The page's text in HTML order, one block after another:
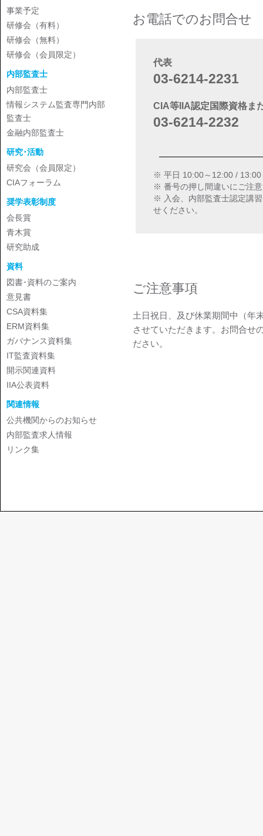
事業予定
研修会（有料）
研修会（無料）
研修会（会員限定）
内部監査士
内部監査士
情報システム監査専門内部
監査士
金融内部監査士
研究･活動
研究会（会員限定）
CIAフォーラム
奨学表彰制度
会長賞
青木賞
研究助成
資料
図書･資料のご案内
意見書
CSA資料集
ERM資料集
ガバナンス資料集
IT監査資料集
開示関連資料
IIA公表資料
関連情報
公共機関からのお知らせ
内部監査求人情報
リンク集
お電話でのお問合せ
代表
03-6214-2231
CIA等IIA認定国際資格ま
03-6214-2232
※ 平日 10:00～12:00 / 13:00
※ 番号の押し間違いにご注
※ 入会、内部監査士認定講
せください。
ご注意事項
土日祝日、及び休業期間中（年
させていただきます。お問合せ
ださい。